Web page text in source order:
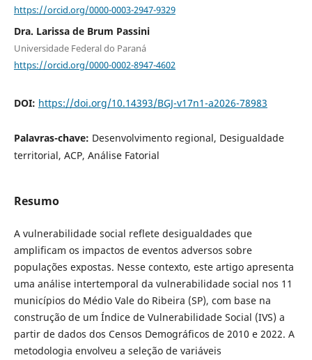
https://orcid.org/0000-0003-2947-9329
Dra. Larissa de Brum Passini
Universidade Federal do Paraná
https://orcid.org/0000-0002-8947-4602
DOI: https://doi.org/10.14393/BGJ-v17n1-a2026-78983
Palavras-chave: Desenvolvimento regional, Desigualdade
territorial, ACP, Análise Fatorial
Resumo
A vulnerabilidade social reflete desigualdades que
amplificam os impactos de eventos adversos sobre
populações expostas. Nesse contexto, este artigo apresenta
uma análise intertemporal da vulnerabilidade social nos 11
municípios do Médio Vale do Ribeira (SP), com base na
construção de um Índice de Vulnerabilidade Social (IVS) a
partir de dados dos Censos Demográficos de 2010 e 2022. A
metodologia envolveu a seleção de variáveis